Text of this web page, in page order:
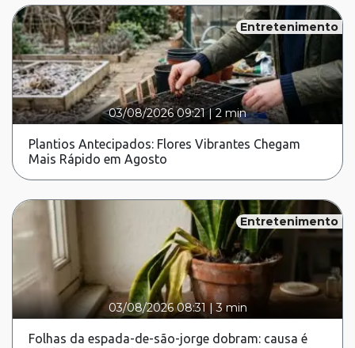
Entretenimento
03/08/2026 09:21|2 min
Plantios Antecipados: Flores Vibrantes Chegam
Mais Rápido em Agosto
Entretenimento
03/08/2026 08:31 |3 min
Folhas da espada-de-são-jorge dobram: causa é